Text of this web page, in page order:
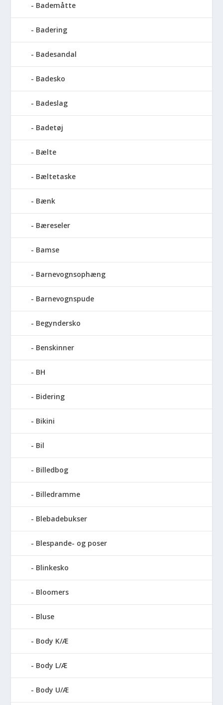
Bademåtte
Badering
Badesandal
Badesko
Badeslag
Badetøj
Bælte
Bæltetaske
Bænk
Bæreseler
Bamse
Barnevognsophæng
Barnevognspude
Begyndersko
Benskinner
BH
Bidering
Bikini
Bil
Billedbog
Billedramme
Blebadebukser
Blespande- og poser
Blinkesko
Bloomers
Bluse
Body K/Æ
Body L/Æ
Body U/Æ